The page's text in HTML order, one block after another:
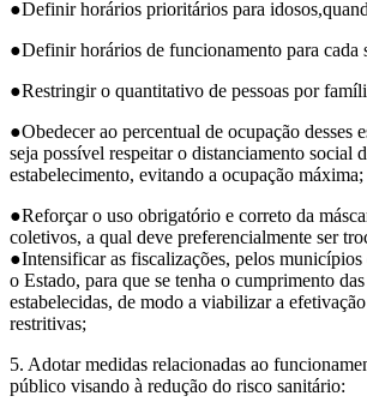
●Definir horários prioritários para
●Definir horários de funcionamento para cada
●Restringir o quantitativo de pessoas por
●Obedecer ao percentual de ocupação desses
seja possível respeitar o distanciamento social
estabelecimento, evitando a ocupação máxima;
●Reforçar o uso obrigatório e correto da
coletivos, a qual deve preferencialmente ser
●Intensificar as fiscalizações, pelos municípios
o Estado, para que se tenha o cumprimento
estabelecidas, de modo a viabilizar a
restritivas;
5. Adotar medidas relacionadas ao
público visando à redução do risco sanitário: